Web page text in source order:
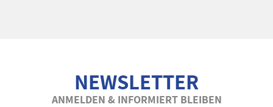
NEWSLETTER
ANMELDEN & INFORMIERT BLEIBEN